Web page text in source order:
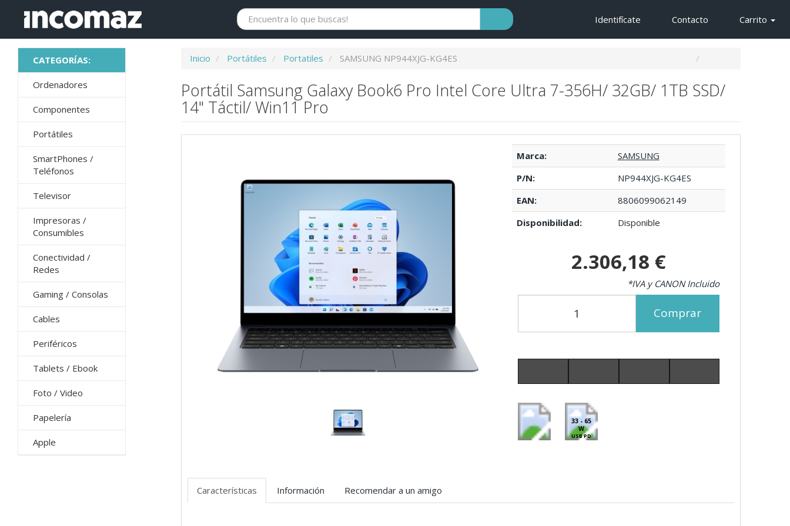
Identifícate Contacto Carrito
Ordenadores
Componentes
Portátiles
SmartPhones /
Teléfonos
Televisor
Impresoras /
Consumibles
Conectividad /
Redes
Gaming / Consolas
Cables
Periféricos
Tablets / Ebook
Foto / Video
Papelería
Apple
Inicio Portátiles Portatiles SAMSUNG NP944XJG-KG4ES
Portátil Samsung Galaxy Book6 Pro Intel Core Ultra 7-356H/ 32GB/ 1TB SSD/
14" Táctil/ Win11 Pro
Marca:
SAMSUNG
P/N:
NP944XJG-KG4ES
EAN:
8806099062149
Disponibilidad:
Disponible
2.306,18 €
*IVA y CANON Incluido
Comprar
33 - 65
W
USB PD
Características Información Recomendar a un amigo